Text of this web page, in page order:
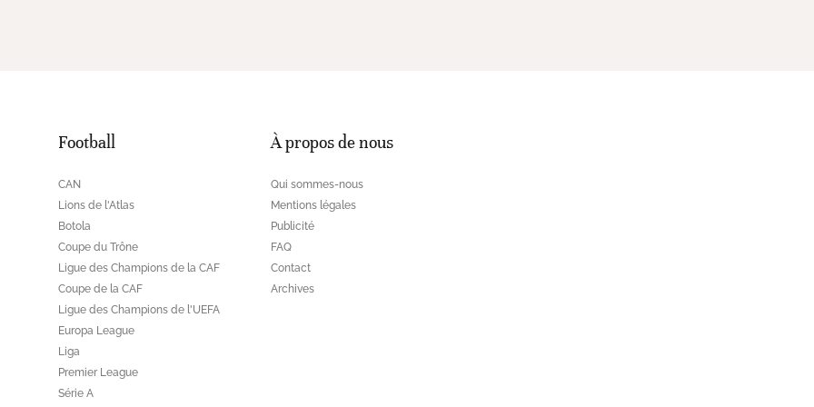
Football
CAN
Lions de l'Atlas
Botola
Coupe du Trône
Ligue des Champions de la CAF
Coupe de la CAF
Ligue des Champions de l'UEFA
Europa League
Liga
Premier League
Série A
À propos de nous
Qui sommes-nous
Mentions légales
Publicité
FAQ
Contact
Archives